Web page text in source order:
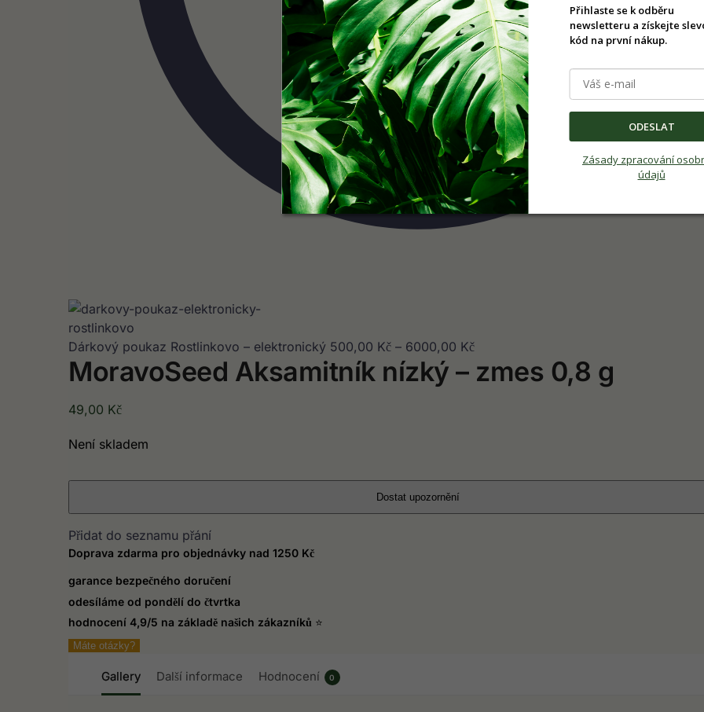
Dárkový poukaz Rostlinkovo – elektronický 500,00 Kč – 6000,00 Kč
MoravoSeed Aksamitník nízký – zmes 0,8 g
49,00 Kč
Není skladem
Přidat do seznamu přání
Doprava zdarma pro objednávky nad 1250 Kč
garance bezpečného doručení
odesíláme od pondělí do čtvrtka
hodnocení 4,9/5 na základě našich zákazníků ⭐
Máte otázky?
Gallery Další informace Hodnocení 0
Přihlaste se k odběru
newsletteru a získejte
kód na první nákup.
ODESLAT
Zásady zpracování
údajů